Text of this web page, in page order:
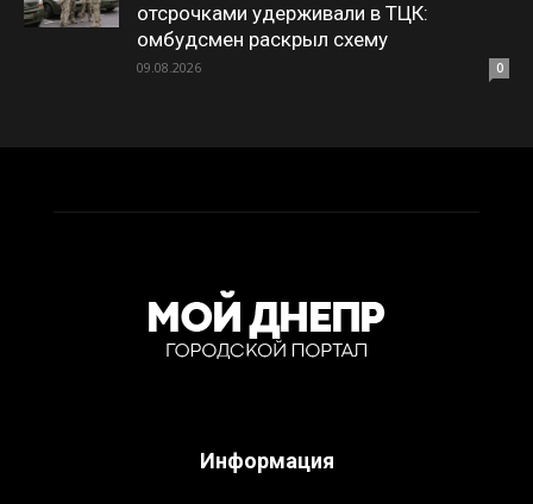
отсрочками удерживали в ТЦК:
омбудсмен раскрыл схему
09.08.2026 0
Информация